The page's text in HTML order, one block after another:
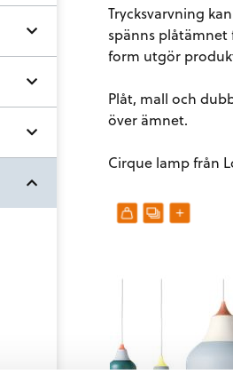
Trycksvarvning
spänns
form utgör
Plåt, mall och
över ämnet.
Cirque lamp från